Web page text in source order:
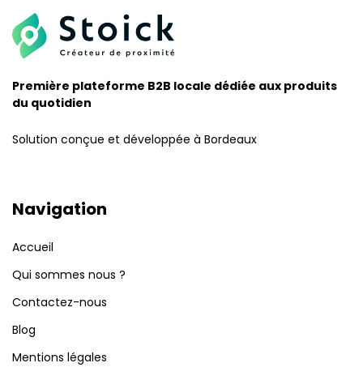
Première plateforme B2B locale dédiée aux produits
du quotidien
Solution conçue et développée à Bordeaux
Navigation
Accueil
Qui sommes nous ?
Contactez-nous
Blog
Mentions légales